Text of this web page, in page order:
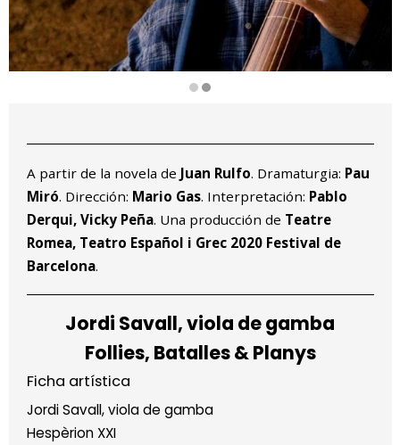
A partir de la novela de Juan Rulfo. Dramaturgia: Pau
Miró. Dirección: Mario Gas. Interpretación: Pablo
Derqui, Vicky Peña. Una producción de Teatre
Romea, Teatro Español i Grec 2020 Festival de
Barcelona.
Jordi Savall, viola de gamba
Follies, Batalles & Planys
Ficha artística
Jordi Savall, viola de gamba
Hespèrion XXI